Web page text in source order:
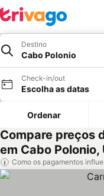
Destino
Cabo Polonio
Check-in/out
Escolha as datas
Ordenar
Compare preços
em Cabo Polonio,
Como os pagamentos